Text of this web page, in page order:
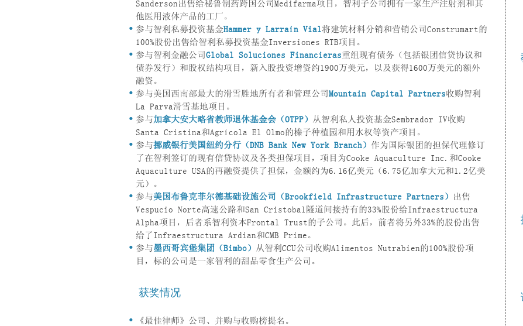
Sanderson出售给秘鲁制药跨国公司Medifarma项目，智利子公司拥有一家生产注射剂和其
他医用液体产品的工厂。
参与智利私募投资基金Hammer y Larraín Vial将建筑材料分销和营销公司Construmart的
100%股份出售给智利私募投资基金Inversiones RTB项目。
参与智利金融公司Global Soluciones Financieras重组现有债务（包括银团信贷协议和
债券发行）和股权结构项目，新入股投资增资约1900万美元，以及获得1600万美元的额外
融资。
参与美国西南部最大的滑雪胜地所有者和管理公司Mountain Capital Partners收购智利
La Parva滑雪基地项目。
参与加拿大安大略省教师退休基金会（OTPP）
从智利私人投资基金Sembrador IV收购
Santa Cristina和Agrícola El Olmo的榛子种植园和用水权等资产项目。
参与挪威银行美国纽约分行（DNB Bank New York Branch） 作为国际银团的担保代理修订
了在智利签订的现有信贷协议及各类担保项目，项目为Cooke Aquaculture Inc.和Cooke
Aquaculture USA的再融资提供了担保，金额约为6.16亿美元（6.75亿加拿大元和1.2亿美
元）。
参与美国布鲁克菲尔德基础设施公司（Brookfield Infrastructure Partners）
出售
Vespucio Norte高速公路和San Cristobal隧道间接持有的33%股份给Infraestructura
Alpha项目，后者系智利资本Frontal Trust的子公司。此后，前者将另外33%的股份出售
给了Infraestructura Ardian和CMB Prime。
参与墨西哥宾堡集团（Bimbo）
从智利CCU公司收购Alimentos Nutrabien的100%股份项
目，标的公司是一家智利的甜品零食生产公司。
获奖情况
《最佳律师》公司、并购与收购榜提名。